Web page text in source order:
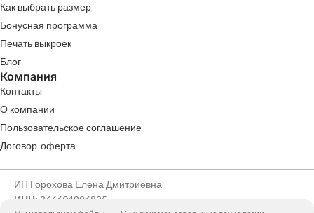
Как выбрать размер
Бонусная программа
Печать выкроек
Блог
Компания
Контакты
О компании
Пользовательское соглашение
Договор-оферта
ИП Горохова Елена Дмитриевна
ИНН: 366604996825